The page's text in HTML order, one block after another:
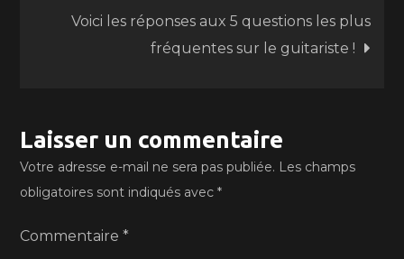
l’article
Voici les réponses aux 5 questions les plus
fréquentes sur le guitariste !
Laisser un commentaire
Votre adresse e-mail ne sera pas publiée. Les champs
obligatoires sont indiqués avec*
Commentaire*